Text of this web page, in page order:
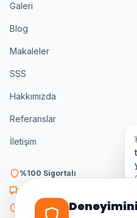
Galeri
Blog
Makaleler
SSS
Hakkımızda
Referanslar
İletişim
%100 Sigortalı
K3 Belgeli
7/24 Destek